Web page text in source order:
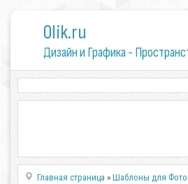
0lik.ru
Дизайн и Графика -
Главная страница »Шаблоны для